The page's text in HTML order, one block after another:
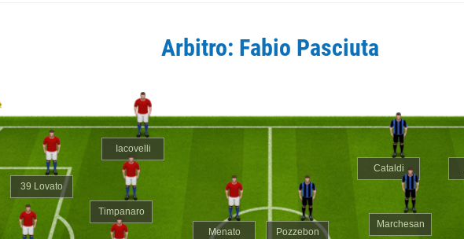
Arbitro: Fabio Pasciuta
39 Lovato
Cataldi
Marchesan
Timpanaro
Iacovelli
Pozzebon
Menato